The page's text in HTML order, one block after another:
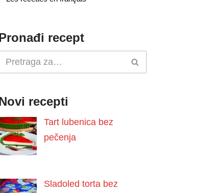
recept
recepti
Tart lubenica bez
pečenja
Sladoled torta bez